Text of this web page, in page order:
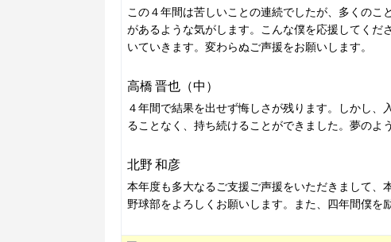
この４年間は苦しいことの連続でしたが、多くの
があるような気がします。こんな僕を応援してく
いていきます。変わらぬご声援をお願いします。
高橋 晋也（中）
４年間で結果を出せず悔しさが残ります。しかし
ることなく、持ち続けることができました。夢のよ
北野 和彦
本年度も多大なるご支援ご声援をいただきまして
野球部をよろしくお願いします。また、四年間僕を